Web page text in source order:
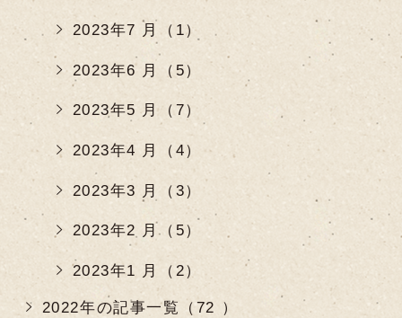
2023年7 月（1）
2023年6 月（5）
2023年5 月（7）
2023年4 月（4）
2023年3 月（3）
2023年2 月（5）
2023年1 月（2）
2022年の記事一覧（72 ）